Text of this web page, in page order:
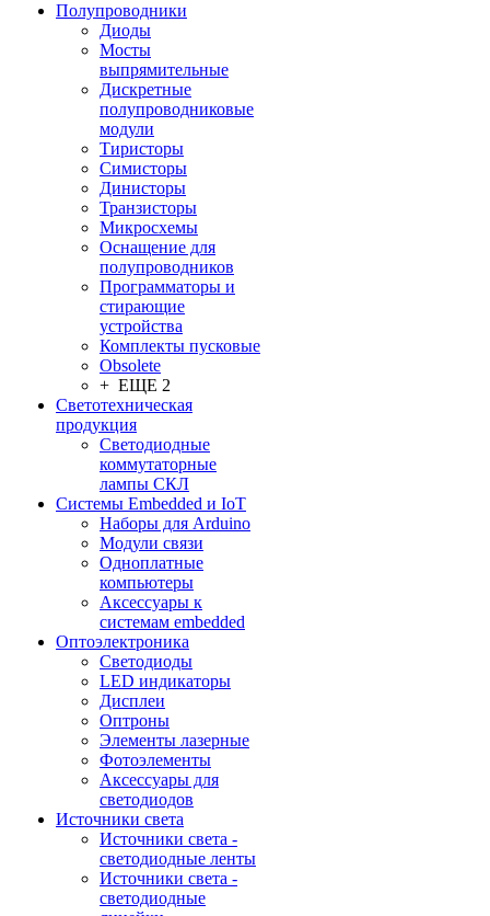
Полупроводники
Диоды
Мосты
выпрямительные
Дискретные
полупроводниковые
модули
Тиристоры
Симисторы
Динисторы
Транзисторы
Микросхемы
Оснащение для
полупроводников
Программаторы и
стирающие
устройства
Комплекты пусковые
Obsolete
+ ЕЩЕ 2
Светотехническая
продукция
Светодиодные
коммутаторные
лампы СКЛ
Системы Embedded и IoT
Наборы для Arduino
Модули связи
Одноплатные
компьютеры
Аксессуары к
системам embedded
Oптоэлектроника
Светодиоды
LED индикаторы
Дисплеи
Оптроны
Элементы лазерные
Фотоэлементы
Аксессуары для
светодиодов
Источники света
Источники света -
светодиодные ленты
Источники света -
светодиодные